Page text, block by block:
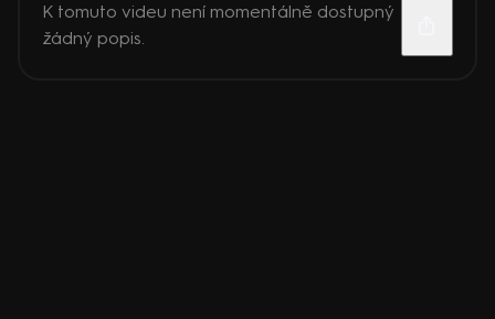
K tomuto videu není momentálně dostupný
žádný popis.